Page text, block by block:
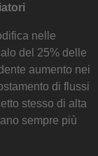
nelle
del 25% delle
aumento nei
di flussi
stesso di alta
sempre più